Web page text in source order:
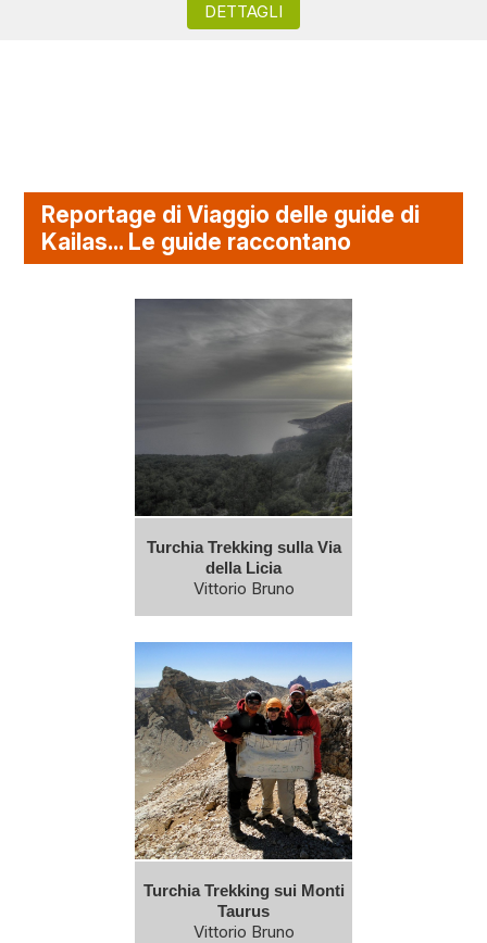
DETTAGLI
Reportage di Viaggio delle guide di
Kailas... Le guide raccontano
Turchia Trekking sulla Via
della Licia
Vittorio Bruno
Turchia Trekking sui Monti
Taurus
Vittorio Bruno